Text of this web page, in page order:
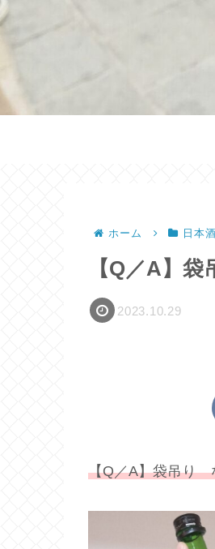
ホーム 日本酒
【Q／A】
2023.10.29
【Q／A】袋吊り